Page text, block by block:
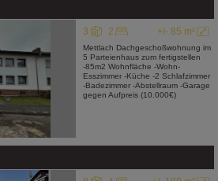
+/- 85 m²
3 2
Mettlach Dachgeschoßwohnung im
5 Parteienhaus zum fertigstellen
-85m2 Wohnfläche -Wohn-
Esszimmer -Küche -2 Schlafzimmer
-Badezimmer -Abstellraum -Garage
gegen Aufpreis (10.000€)